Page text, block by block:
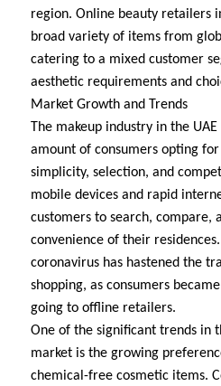
region. Online beauty retailers
broad variety of items from
catering to a mixed customer
aesthetic requirements and
Market Growth and Trends
The makeup industry in the
amount of consumers opting
simplicity, selection, and
mobile devices and rapid
customers to search, compare,
convenience of their
coronavirus has hastened the
shopping, as consumers
going to offline retailers.
One of the significant trends in
market is the growing
chemical-free cosmetic items.